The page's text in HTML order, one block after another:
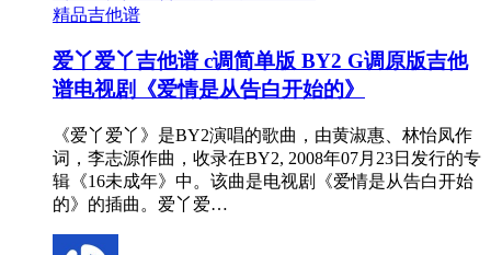
精品吉他谱
爱丫爱丫吉他谱 c调简单版 BY2 G调原版吉他
谱电视剧《爱情是从告白开始的》
《爱丫爱丫》是BY2演唱的歌曲，由黄淑惠、林怡凤作
词，李志源作曲，收录在BY2, 2008年07月23日发行的专
辑《16未成年》中。该曲是电视剧《爱情是从告白开始
的》的插曲。爱丫爱…